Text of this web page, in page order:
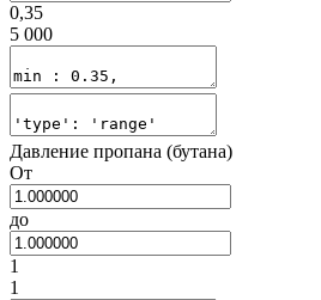
0,35
5 000
Давление пропана (бутана)
От
до
1
1